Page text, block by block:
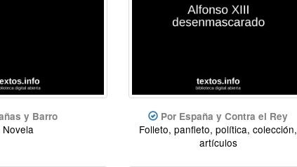
y Barro
Novela
Por España y Contra el Rey
Folleto, panfleto, política, colección,
artículos